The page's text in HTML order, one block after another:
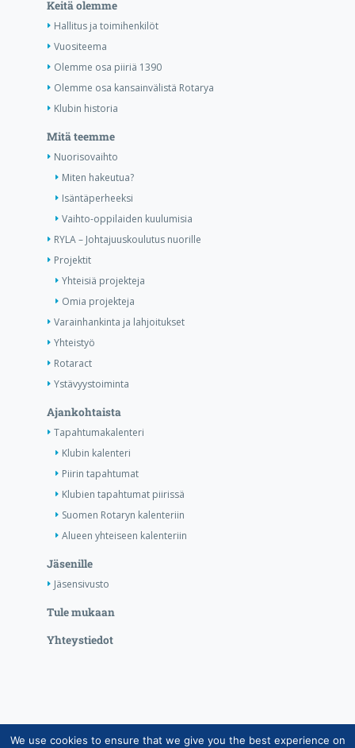
Keitä olemme
Hallitus ja toimihenkilöt
Vuositeema
Olemme osa piiriä 1390
Olemme osa kansainvälistä Rotarya
Klubin historia
Mitä teemme
Nuorisovaihto
Miten hakeutua?
Isäntäperheeksi
Vaihto-oppilaiden kuulumisia
RYLA – Johtajuuskoulutus nuorille
Projektit
Yhteisiä projekteja
Omia projekteja
Varainhankinta ja lahjoitukset
Yhteistyö
Rotaract
Ystävyystoiminta
Ajankohtaista
Tapahtumakalenteri
Klubin kalenteri
Piirin tapahtumat
Klubien tapahtumat piirissä
Suomen Rotaryn kalenteriin
Alueen yhteiseen kalenteriin
Jäsenille
Jäsensivusto
Tule mukaan
Yhteystiedot
Copyright © Suomen Rotarypalvelu ry 2026 |
We use cookies to ensure that we give you the best experience on